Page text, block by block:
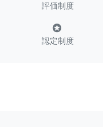
評価制度
stars
認定制度